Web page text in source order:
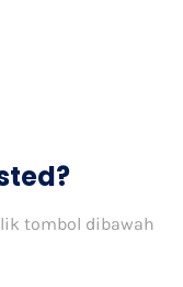
tombol dibawah